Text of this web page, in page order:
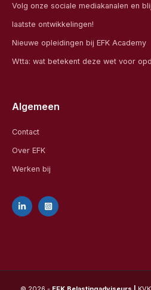
Volg onze sociale mediakanalen en
laatste ontwikkelingen!
Nieuwe opleidingen bij EFK Academy
Wtta: wat betekent deze wet voor
Algemeen
Contact
Over EFK
Werken bij